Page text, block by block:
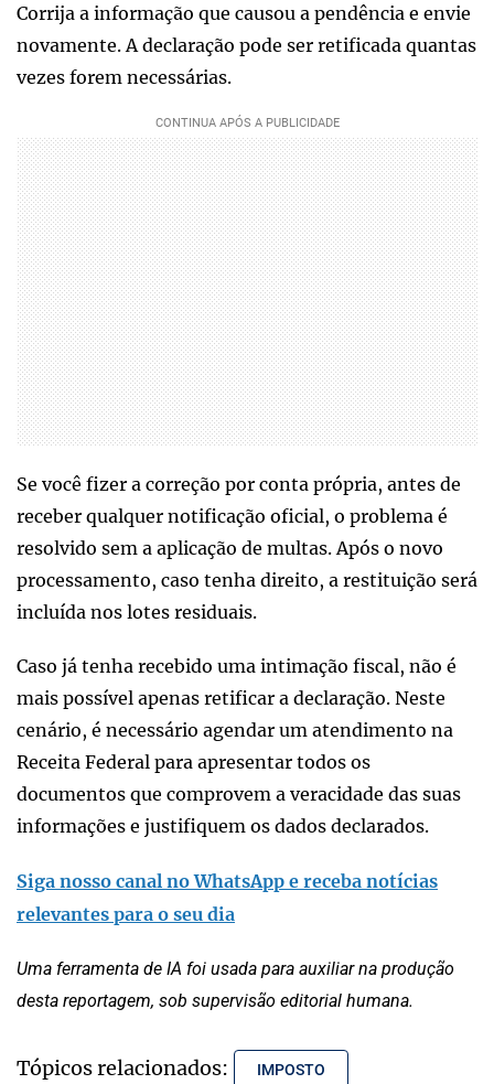
Corrija a informação que causou a pendência e envie
novamente. A declaração pode ser retificada quantas
vezes forem necessárias.
Se você fizer a correção por conta própria, antes de
receber qualquer notificação oficial, o problema é
resolvido sem a aplicação de multas. Após o novo
processamento, caso tenha direito, a restituição será
incluída nos lotes residuais.
Caso já tenha recebido uma intimação fiscal, não é
mais possível apenas retificar a declaração. Neste
cenário, é necessário agendar um atendimento na
Receita Federal para apresentar todos os
documentos que comprovem a veracidade das suas
informações e justifiquem os dados declarados.
Siga nosso canal no WhatsApp e receba notícias
relevantes para o seu dia
Uma ferramenta de IA foi usada para auxiliar na produção
desta reportagem, sob supervisão editorial humana.
Tópicos relacionados: IMPOSTO